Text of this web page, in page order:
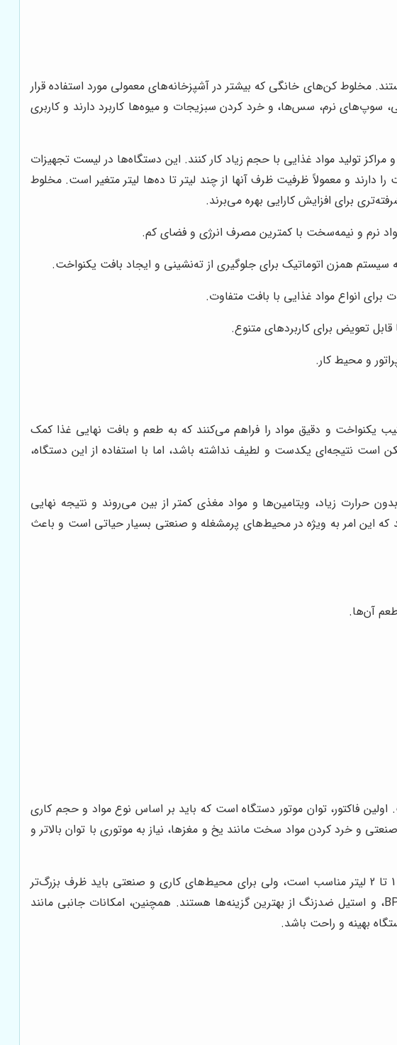
مخلوط کن‌های خانگی که بیشتر در آشپزخانه‌های معمولی مورد استفاده قرار
سوپ‌های نرم، سس‌ها، و خرد کردن سبزیجات و میوه‌ها کاربرد دارند و کاربری
تولید مواد غذایی با حجم زیاد کار کنند. این دستگاه‌ها در لیست تجهیزات
دارند و معمولاً ظرفیت ظرف آنها از چند لیتر تا ده‌ها لیتر متغیر است. مخلوط
برای افزایش کارایی بهره می‌برند.
نرم و نیمه‌سخت با کمترین مصرف انرژی و فضای کم.
سیستم همزن اتوماتیک برای جلوگیری از ته‌نشینی و ایجاد بافت یکنواخت.
انواع مواد غذایی با بافت متفاوت.
تعویض برای کاربردهای متنوع.
و محیط کار.
یکنواخت و دقیق مواد را فراهم می‌کنند که به طعم و بافت نهایی غذا کمک
نتیجه‌ای یکدست و لطیف نداشته باشد، اما با استفاده از این دستگاه،
حرارت زیاد، ویتامین‌ها و مواد مغذی کمتر از بین می‌روند و نتیجه نهایی
این امر به ویژه در محیط‌های پرمشغله و صنعتی بسیار حیاتی است و باعث
آن‌ها.
فاکتور، توان موتور دستگاه است که باید بر اساس نوع مواد و حجم کاری
تا 600 وات معمولاً کفایت می‌کنند، اما در موارد صنعتی و خرد کردن مواد سخت مانند یخ و مغزها، نیاز به موتوری با توان بالاتر و
ظرفیت مخلوط کن نیز از اهمیت بالایی برخوردار است؛ اگر برای خانواده یا استفاده شخصی باشد، ظرف با ظرفیت 1 تا 2 لیتر مناسب است، ولی برای محیط‌های کاری و صنعتی باید ظرف بزرگ‌تر
انتخاب شود. جنس ظرف نیز نقش مهمی در دوام و بهداشت دستگاه دارد؛ شیشه مقاوم، پلاستیک فشرده بدون BPA، و استیل ضدزنگ از بهترین گزینه‌ها هستند. همچنین، امکانات جانبی مانند
بهینه و راحت باشد.